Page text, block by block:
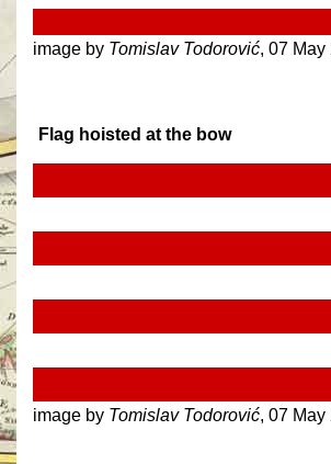
image by Tomislav Todorović, 07 May
Flag hoisted at the bow
image by Tomislav Todorović, 07 May